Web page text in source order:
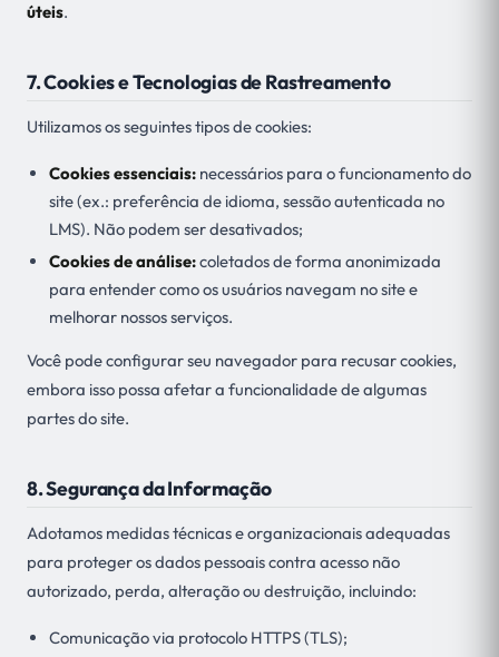
úteis.
7. Cookies e Tecnologias de Rastreamento
Utilizamos os seguintes tipos de cookies:
Cookies essenciais: necessários para o funcionamento do
site (ex.: preferência de idioma, sessão autenticada no
LMS). Não podem ser desativados;
Cookies de análise:coletados de forma anonimizada
para entender como os usuários navegam no site e
melhorar nossos serviços.
Você pode configurar seu navegador para recusar cookies,
embora isso possa afetar a funcionalidade de algumas
partes do site.
8. Segurança da Informação
Adotamos medidas técnicas e organizacionais adequadas
para proteger os dados pessoais contra acesso não
autorizado, perda, alteração ou destruição, incluindo:
Comunicação via protocolo HTTPS (TLS);